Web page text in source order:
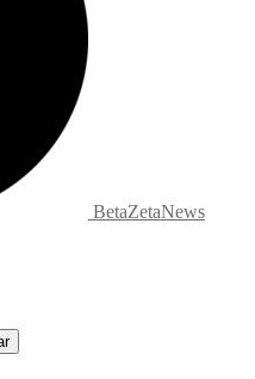
BetaZetaNews